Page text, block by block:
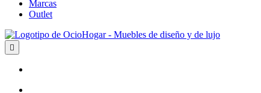
Marcas
Outlet
